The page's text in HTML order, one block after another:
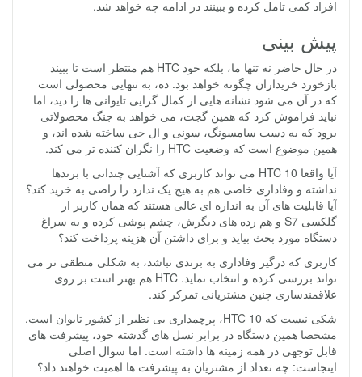
افراد کمی تامل کرده و ببینند در ادامه چه خواهد شد.
پیش بینی
در حال حاضر نه تنها ما، بلکه خود HTC هم منتظر است تا ببیند
بازخورد خریداران چگونه خواهد بود. ده، به تنهایی محصولی است
که در آن می شود نشانه هایی از کمال گرایی تایوانی ها را دید، اما
نباید فراموش کرد که همین گجت، می خواهد به جنگ محصولاتی
برود که به دست سامسونگ، سونی و ال جی ساخته شده اند، و
همین موضوع است که وضعیت HTC را نگران کننده تر می کند.
آیا واقعا HTC 10 می تواند کاربری که آشنایی چندانی با برندها
نداشته و وفاداری خاصی هم به هیچ یک ندارد را راضی به خرید کند؟
آیا قابلیت های آن به اندازه ای عالی هستند که همان کاربر از
گلکسی S7 و هم رده های دیگرش، چشم پوشی کرده و به سراغ
دستگاه مورد بحث بیاید و برای داشتن آن هزینه پرداخت کند؟
کاربری که درگیر وفاداری به برندی نباشد، به شکلی منطقی تر می
تواند بررسی کرده و انتخاب نماید. HTC هم بهتر است بر روی
علاقمندسازی چنین مشتریانی تمرکز کند.
شکی نیست که HTC 10، پرچمداری بی نظیر از کشور تایوان است.
مشخصا همین دستگاه در برابر نسل های گذشته خود، پیشرفت های
قابل توجهی در همه زمینه ها داشته است. اما سوال اصلی
اینجاست: چه تعداد از مشتریان به پیشرفت ها اهمیت خواهند داد؟